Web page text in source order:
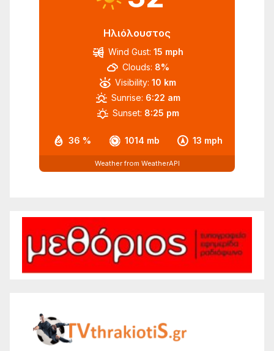
Ηλιόλουστος
36 % 1014 mb 13 mph
Wind Gust: 15 mph
Clouds: 8%
Visibility: 10 km
Sunrise: 6:22 am
Sunset: 8:25 pm
Weather from WeatherAPI